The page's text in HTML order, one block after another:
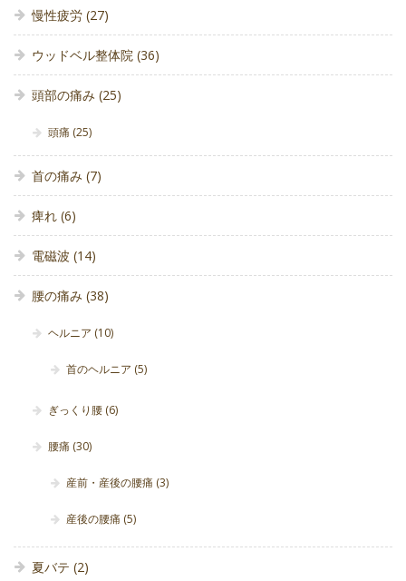
慢性疲労 (27)
ウッドベル整体院 (36)
頭部の痛み (25)
頭痛 (25)
首の痛み (7)
痺れ (6)
電磁波 (14)
腰の痛み (38)
ヘルニア (10)
首のヘルニア (5)
ぎっくり腰 (6)
腰痛 (30)
産前・産後の腰痛 (3)
産後の腰痛 (5)
夏バテ (2)